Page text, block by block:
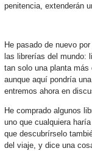
penitencia, extenderán
He pasado de nuevo
las librerías del mundo:
tan solo una planta más
aunque aquí pondría
entremos ahora en
He comprado algunos
uno que cualquiera
que descubrírselo
del viaje, y dice una